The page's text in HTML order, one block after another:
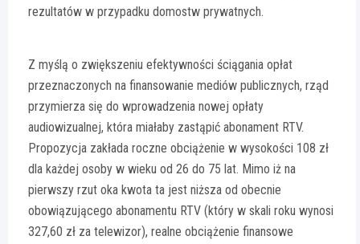
rezultatów w przypadku domostw prywatnych.
Z myślą o zwiększeniu efektywności ściągania opłat
przeznaczonych na finansowanie mediów publicznych, rząd
przymierza się do wprowadzenia nowej opłaty
audiowizualnej, która miałaby zastąpić abonament RTV.
Propozycja zakłada roczne obciążenie w wysokości 108 zł
dla każdej osoby w wieku od 26 do 75 lat. Mimo iż na
pierwszy rzut oka kwota ta jest niższa od obecnie
obowiązującego abonamentu RTV (który w skali roku wynosi
327,60 zł za telewizor), realne obciążenie finansowe